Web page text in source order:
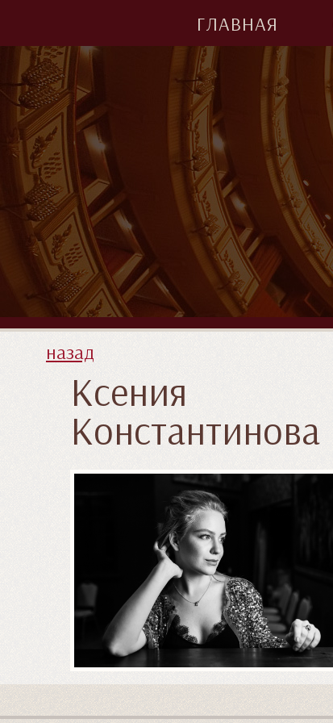
ГЛАВНАЯ
назад
Ксения
Константинова